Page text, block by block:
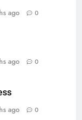
ago 0
ago 0
ago 0